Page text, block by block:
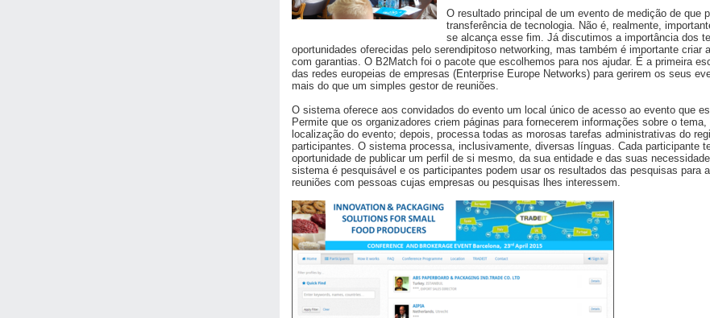
O resultado principal de um evento de medição de que
transferência de tecnologia. Não é, realmente,
se alcança esse fim. Já discutimos a importância dos
oportunidades oferecidas pelo serendipitoso networking, mas também é importante criar
com garantias. O B2Match foi o pacote que escolhemos para nos ajudar. É a primeira
das redes europeias de empresas (Enterprise Europe Networks) para gerirem os seus
mais do que um simples gestor de reuniões.
O sistema oferece aos convidados do evento um local único de acesso ao evento que
Permite que os organizadores criem páginas para fornecerem informações sobre o tema,
localização do evento; depois, processa todas as morosas tarefas administrativas do
participantes. O sistema processa, inclusivamente, diversas línguas. Cada participante
oportunidade de publicar um perfil de si mesmo, da sua entidade e das suas
sistema é pesquisável e os participantes podem usar os resultados das pesquisas para
reuniões com pessoas cujas empresas ou pesquisas lhes interessem.